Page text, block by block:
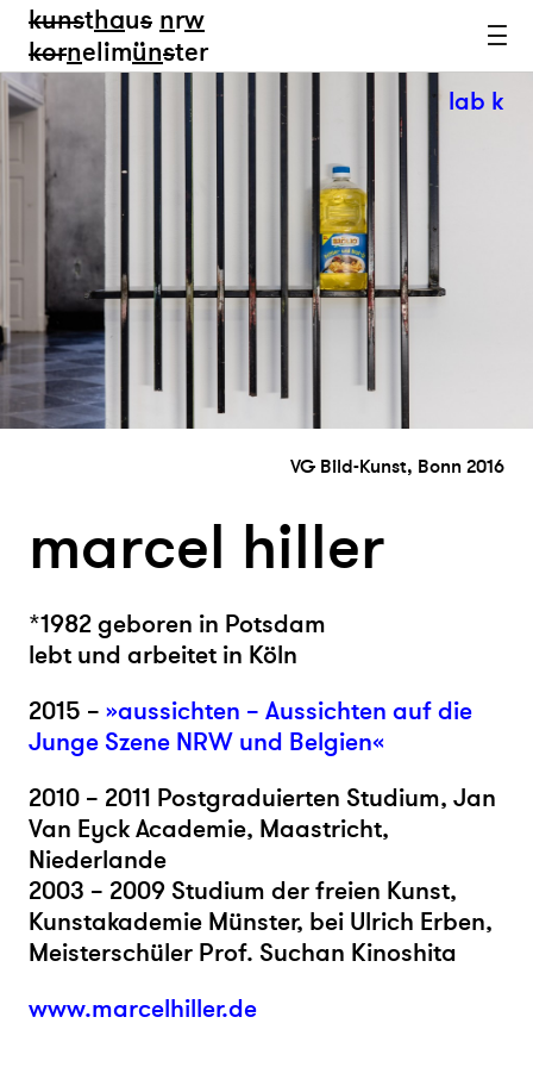
kunsthaus nrw
kornelimünster
lab k
VG Bild-Kunst, Bonn 2016
marcel hiller
*1982 geboren in Potsdam
lebt und arbeitet in Köln
2015 – »aussichten – Aussichten auf die
Junge Szene NRW und Belgien«
2010 – 2011 Postgraduierten Studium, Jan
Van Eyck Academie, Maastricht,
Niederlande
2003 – 2009 Studium der freien Kunst,
Kunstakademie Münster, bei Ulrich Erben,
Meisterschüler Prof. Suchan Kinoshita
www.marcelhiller.de